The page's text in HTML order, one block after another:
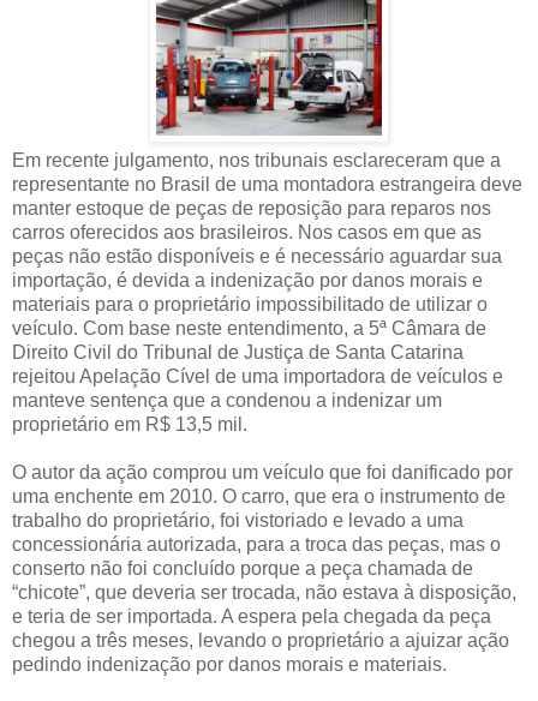
Em recente julgamento, nos tribunais esclareceram que a
representante no Brasil de uma montadora estrangeira deve
manter estoque de peças de reposição para reparos nos
carros oferecidos aos brasileiros. Nos casos em que as
peças não estão disponíveis e é necessário aguardar sua
importação, é devida a indenização por danos morais e
materiais para o proprietário impossibilitado de utilizar o
veículo. Com base neste entendimento, a 5ª Câmara de
Direito Civil do Tribunal de Justiça de Santa Catarina
rejeitou Apelação Cível de uma importadora de veículos e
manteve sentença que a condenou a indenizar um
proprietário em R$ 13,5 mil.
O autor da ação comprou um veículo que foi danificado por
uma enchente em 2010. O carro, que era o instrumento de
trabalho do proprietário, foi vistoriado e levado a uma
concessionária autorizada, para a troca das peças, mas o
conserto não foi concluído porque a peça chamada de
“chicote”, que deveria ser trocada, não estava à disposição,
e teria de ser importada. A espera pela chegada da peça
chegou a três meses, levando o proprietário a ajuizar ação
pedindo indenização por danos morais e materiais.